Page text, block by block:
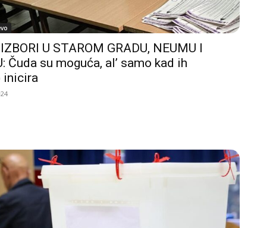
U STAROM GRADU, NEUMU I
Čuda su moguća, al’ samo kad ih
inicira